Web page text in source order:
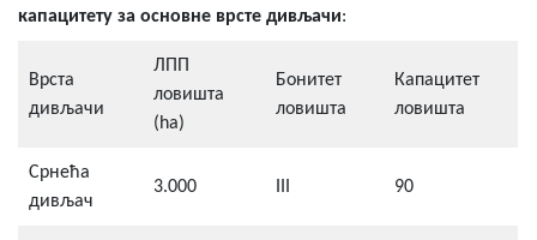
капацитету за основне врсте дивљачи:
Врста
дивљачи
ЛПП
ловишта
(hа)
Бонитет
ловишта
Капацитет
ловишта
Срнећа
дивљач
3.000 III 90